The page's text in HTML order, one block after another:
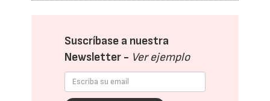
Suscríbase a nuestra
Newsletter - Ver ejemplo